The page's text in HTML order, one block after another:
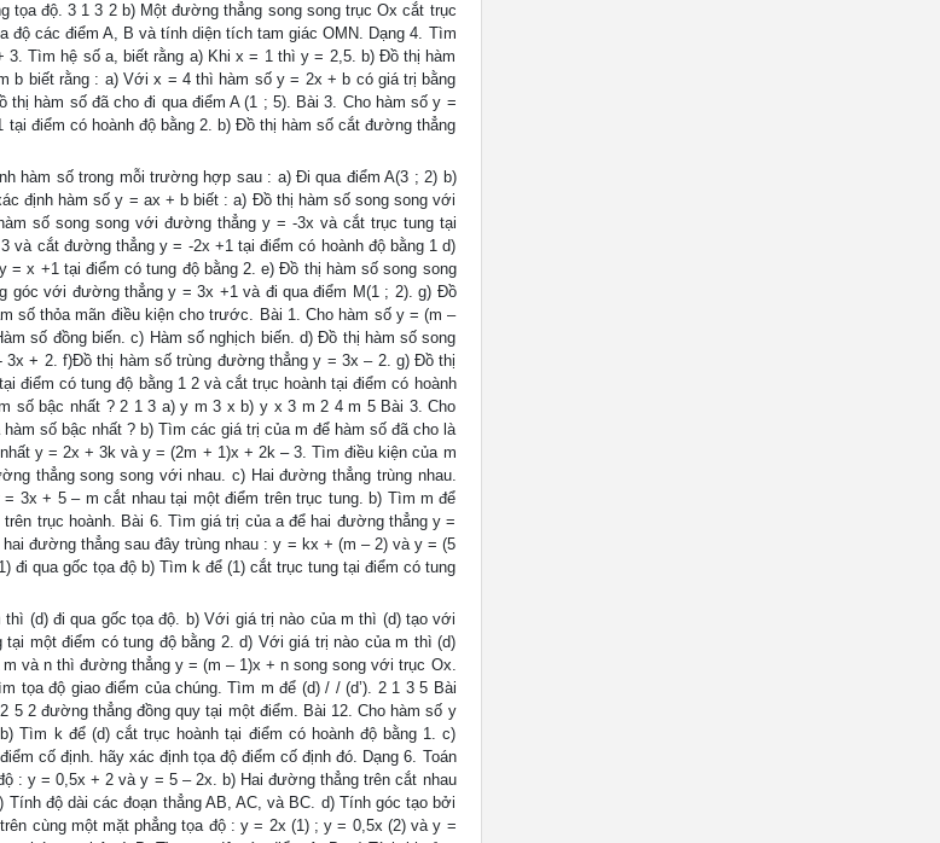
tọa độ. 3 1 3 2 b) Một đường thẳng song song trục Ox cắt trục
các điểm A, B và tính diện tích tam giác OMN. Dạng 4. Tìm
Tìm hệ số a, biết rằng a) Khi x = 1 thì y = 2,5. b) Đồ thị hàm
b biết rằng : a) Với x = 4 thì hàm số y = 2x + b có giá trị bằng
hàm số đã cho đi qua điểm A (1 ; 5). Bài 3. Cho hàm số y =
điểm có hoành độ bằng 2. b) Đồ thị hàm số cắt đường thẳng
hàm số trong mỗi trường hợp sau : a) Đi qua điểm A(3 ; 2) b)
định hàm số y = ax + b biết : a) Đồ thị hàm số song song với
số song song với đường thẳng y = -3x và cắt trục tung tại
cắt đường thẳng y = -2x +1 tại điểm có hoành độ bằng 1 d)
x +1 tại điểm có tung độ bằng 2. e) Đồ thị hàm số song song
góc với đường thẳng y = 3x +1 và đi qua điểm M(1 ; 2). g) Đồ
số thỏa mãn điều kiện cho trước. Bài 1. Cho hàm số y = (m –
số đồng biến. c) Hàm số nghịch biến. d) Đồ thị hàm số song
+ 2. f)Đồ thị hàm số trùng đường thẳng y = 3x – 2. g) Đồ thị
điểm có tung độ bằng 1 2 và cắt trục hoành tại điểm có hoành
số bậc nhất ? 2 1 3 a) y m 3 x b) y x 3 m 2 4 m 5 Bài 3. Cho
số bậc nhất ? b) Tìm các giá trị của m để hàm số đã cho là
y = 2x + 3k và y = (2m + 1)x + 2k – 3. Tìm điều kiện của m
thẳng song song với nhau. c) Hai đường thẳng trùng nhau.
3x + 5 – m cắt nhau tại một điểm trên trục tung. b) Tìm m để
trục hoành. Bài 6. Tìm giá trị của a để hai đường thẳng y =
đường thẳng sau đây trùng nhau : y = kx + (m – 2) và y = (5
qua gốc tọa độ b) Tìm k để (1) cắt trục tung tại điểm có tung
(d) đi qua gốc tọa độ. b) Với giá trị nào của m thì (d) tạo với
một điểm có tung độ bằng 2. d) Với giá trị nào của m thì (d)
và n thì đường thẳng y = (m – 1)x + n song song với trục Ox.
độ giao điểm của chúng. Tìm m để (d) / / (d’). 2 1 3 5 Bài
2 đường thẳng đồng quy tại một điểm. Bài 12. Cho hàm số y
Tìm k để (d) cắt trục hoành tại điểm có hoành độ bằng 1. c)
cố định. hãy xác định tọa độ điểm cố định đó. Dạng 6. Toán
: y = 0,5x + 2 và y = 5 – 2x. b) Hai đường thẳng trên cắt nhau
độ dài các đoạn thẳng AB, AC, và BC. d) Tính góc tạo bởi
cùng một mặt phẳng tọa độ : y = 2x (1) ; y = 0,5x (2) và y =